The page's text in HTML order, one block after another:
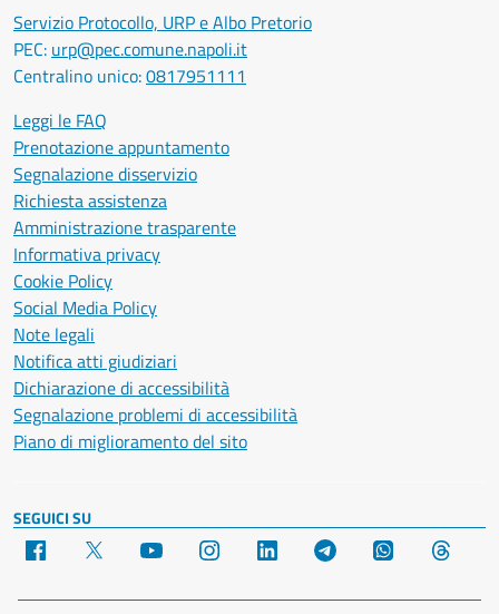
Servizio Protocollo, URP e Albo Pretorio
PEC: urp@pec.comune.napoli.it
Centralino unico:0817951111
Leggi le FAQ
Prenotazione appuntamento
Segnalazione disservizio
Richiesta assistenza
Amministrazione trasparente
Informativa privacy
Cookie Policy
Social Media Policy
Note legali
Notifica atti giudiziari
Dichiarazione di accessibilità
Segnalazione problemi di accessibilità
Piano di miglioramento del sito
SEGUICI SU
Facebook YouTube Instagram LinkedIn Telegram WhatsApp